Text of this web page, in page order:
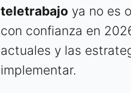
teletrabajo ya no es
con confianza en
actuales y las
implementar.